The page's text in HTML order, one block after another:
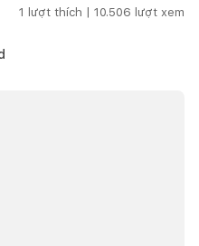
1 lượt thích | 10.506 lượt xem